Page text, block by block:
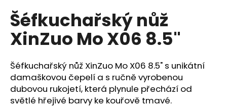
5,0
z
5
hvězdiček.
Šéfkuchařský nůž
XinZuo Mo X06 8.5"
Šéfkuchařský nůž XinZuo Mo X06 8.5" s unikátní
damaškovou čepelí a s ručně vyrobenou
dubovou rukojetí, která plynule přechází od
světlé hřejivé barvy ke kouřově tmavé.
HLEDAT
D
o
p